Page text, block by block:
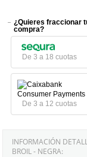
¿Quieres fraccionar
compra?
De 3 a 18 cuotas
De 3 a 12 cuotas
INFORMACIÓN
BROIL - NEGRA: